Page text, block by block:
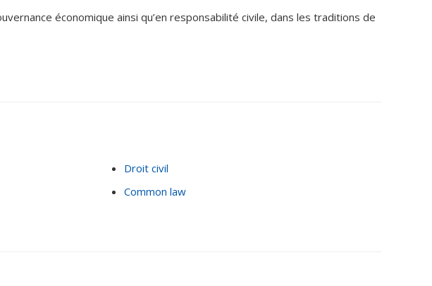
économique ainsi qu’en responsabilité civile, dans les traditions de
Droit civil
Common law